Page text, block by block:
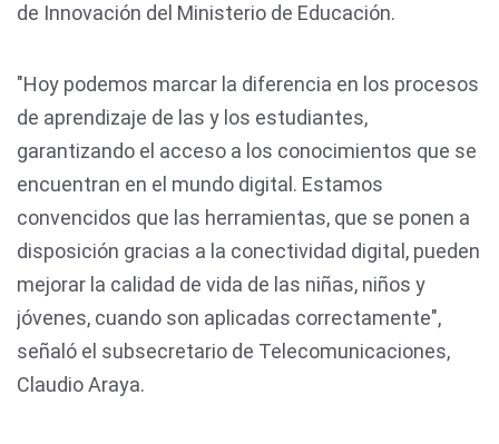
de Innovación del Ministerio de Educación.
"Hoy podemos marcar la diferencia en los procesos
de aprendizaje de las y los estudiantes,
garantizando el acceso a los conocimientos que se
encuentran en el mundo digital. Estamos
convencidos que las herramientas, que se ponen a
disposición gracias a la conectividad digital, pueden
mejorar la calidad de vida de las niñas, niños y
jóvenes, cuando son aplicadas correctamente",
señaló el subsecretario de Telecomunicaciones,
Claudio Araya.